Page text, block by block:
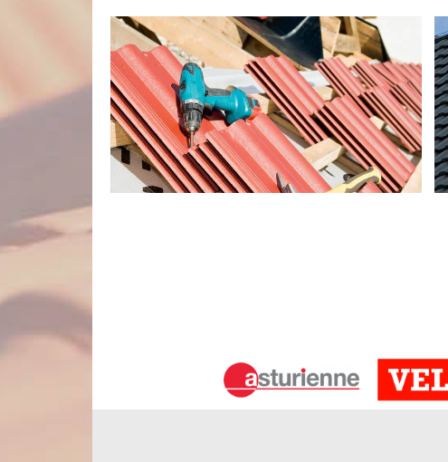
Ayant suivi des formations spécialisées, nos artisans
vos travaux de pose, de rénovation, d’entretien ou de
autre. Nos couvreurs du 80200 sont de vrais
sérieux à travers chaque réalisation.